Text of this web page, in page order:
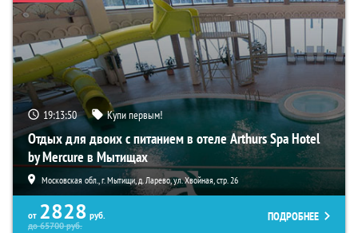
19:13:49 Купи первым!
Отдых для двоих с питанием в отеле Arthurs Spa Hotel
by Mercure в Мытищах
Московская обл., г. Мытищи, д. Ларево, ул. Хвойная, стр. 26
от 2828 руб.
до65700руб.
ПОДРОБНЕЕ